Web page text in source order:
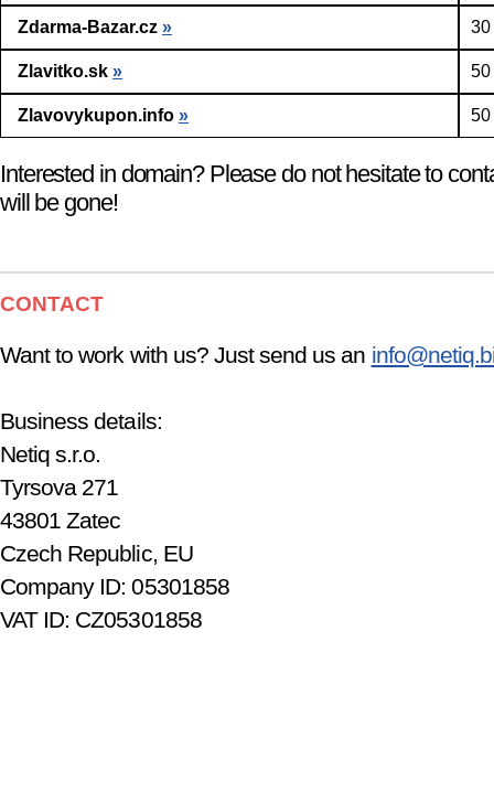
Zdarma-Bazar.cz » 30
Zlavitko.sk » 50
Zlavovykupon.info » 50
Interested in domain? Please do not hesitate to
will be gone!
CONTACT
Want to work with us? Just send us an
Business details:
Netiq s.r.o.
Tyrsova 271
43801 Zatec
Czech Republic, EU
Company ID: 05301858
VAT ID: CZ05301858